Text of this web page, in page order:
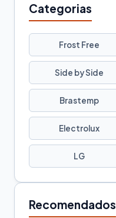
Categorias
Frost Free
Side by Side
Brastemp
Electrolux
LG
Recomendados